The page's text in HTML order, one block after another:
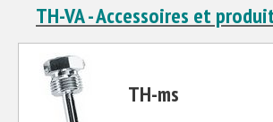
TH-VA - Accessoires et
TH-ms